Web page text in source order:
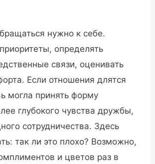
нужно к себе.
определять
связи, оценивать
Если отношения длятся
могла принять форму
глубокого чувства дружбы,
сотрудничества. Здесь
так ли это плохо? Возможно,
и цветов раз в